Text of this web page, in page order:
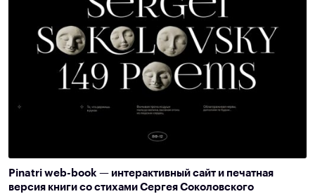
Pinatri web-book — интерактивный сайт и печатная
версия книги со стихами Сергея Соколовского